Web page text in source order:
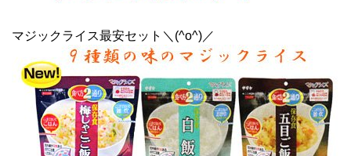
マジックライス最安セット＼(^o^)／